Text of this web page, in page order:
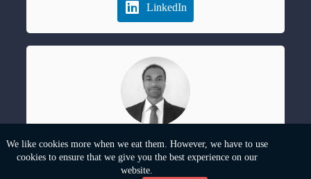
We like cookies more when we eat them. However, we have to use
cookies to ensure that we give you the best experience on our
website.
LinkedIn
Vinay
Badal
Test